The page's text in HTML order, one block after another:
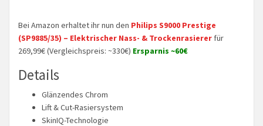
Bei Amazon erhaltet ihr nun den Philips S9000 Prestige
(SP9885/35) – Elektrischer Nass- & Trockenrasierer für
269,99€ (Vergleichspreis: ~330€) Ersparnis ~60€
Details
Glänzendes Chrom
Lift & Cut-Rasiersystem
SkinIQ-Technologie